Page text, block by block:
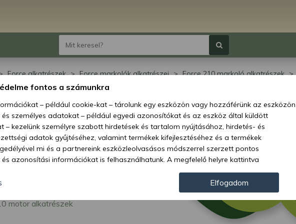
Force alkatrészek Force markolók alkatrészei
Force 210 markoló alkatrészek
motor alkatrészek
210 motor
motor alkatrészek
fontos a számunkra
– például cookie-kat – tárolunk egy eszközön vagy hozzáférünk az eszközön
személyes adatokat – például egyedi azonosítókat és az eszköz által küldött
– kezelünk személyre szabott hirdetések és tartalom nyújtásához, hirdetés- és
adatok gyűjtéséhez, valamint termékek kifejlesztéséhez és a termékek
mi és a partnereink eszközleolvasásos módszerrel szerzett pontos
azonosítási információkat is felhasználhatunk. A megfelelő helyre kattintva
mi és a partnereink a fent leírtak szerint adatkezelést végezzünk. Másik
megadása vagy elutasítása előtt részletesebb információkhoz juthat, és
Felhívjuk figyelmét, hogy személyes adatainak bizonyos kezeléséhez nem
Ön hozzájárulása, de jogában áll tiltakozni az ilyen jellegű adatkezelés ellen. A
weboldalra érvényesek. Erre a webhelyre visszatérve vagy az adatvédelmi szabályzatunk
Elfogadom